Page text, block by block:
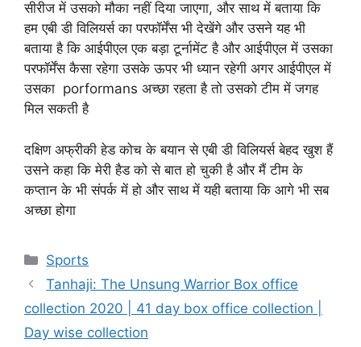
सीरीज में उसको मौका नहीं दिया जाएगा, और साथ में बताया कि
हम एबी डी विलियर्स का परफॉर्मेंस भी देखेंगे और उसने यह भी
बताया है कि आईपीएल एक बड़ा टूर्नामेंट है और आईपीएल में उसका
परफॉर्मेंस कैसा रहेगा उसके ऊपर भी ध्यान रहेगी अगर आईपीएल में
उसका porformans अच्छा रहता है तो उसको टीम में जगह
मिल सकती है
दक्षिण अफ्रीकी हेड कोच के बयान से एबी डी विलियर्स बेहद खुश हैं
उसने कहा कि मेरी हैड को से बात हो चुकी है और मैं टीम के
कप्तान के भी संपर्क में हो और साथ में यही बताया कि आगे भी सब
अच्छा होगा
Categories
Sports
Tanhaji: The Unsung Warrior Box office
collection 2020 | 41 day box office collection |
Day wise collection